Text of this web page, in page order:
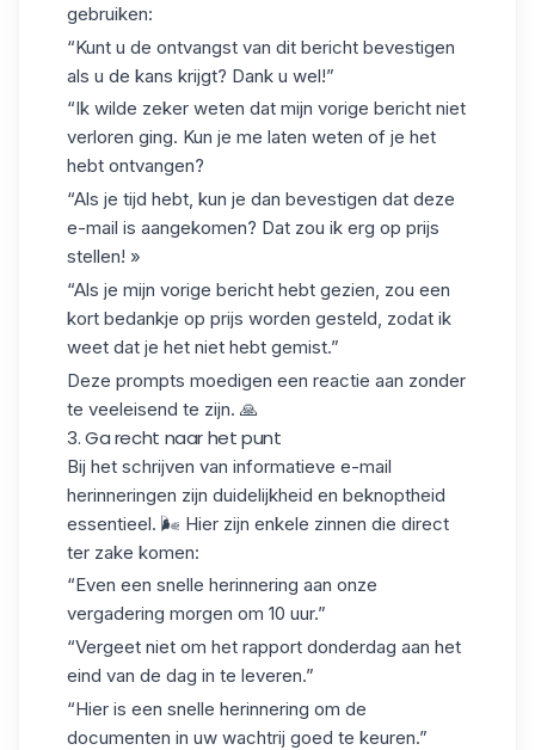
gebruiken:
“Kunt u de ontvangst van dit bericht bevestigen
als u de kans krijgt? Dank u wel!”
“Ik wilde zeker weten dat mijn vorige bericht niet
verloren ging. Kun je me laten weten of je het
hebt ontvangen?
“Als je tijd hebt, kun je dan bevestigen dat deze
e-mail is aangekomen? Dat zou ik erg op prijs
stellen! »
“Als je mijn vorige bericht hebt gezien, zou een
kort bedankje op prijs worden gesteld, zodat ik
weet dat je het niet hebt gemist.”
Deze prompts moedigen een reactie aan zonder
te veeleisend te zijn. 🙏
3. Ga recht naar het punt
Bij het schrijven van informatieve e-mail
herinneringen zijn duidelijkheid en beknoptheid
essentieel. 🌬️ Hier zijn enkele zinnen die direct
ter zake komen:
“Even een snelle herinnering aan onze
vergadering morgen om 10 uur.”
“Vergeet niet om het rapport donderdag aan het
eind van de dag in te leveren.”
“Hier is een snelle herinnering om de
documenten in uw wachtrij goed te keuren.”